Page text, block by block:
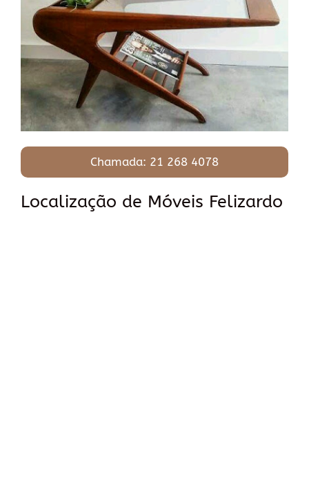
Chamada: 21 268 4078
Localização de Móveis Felizardo